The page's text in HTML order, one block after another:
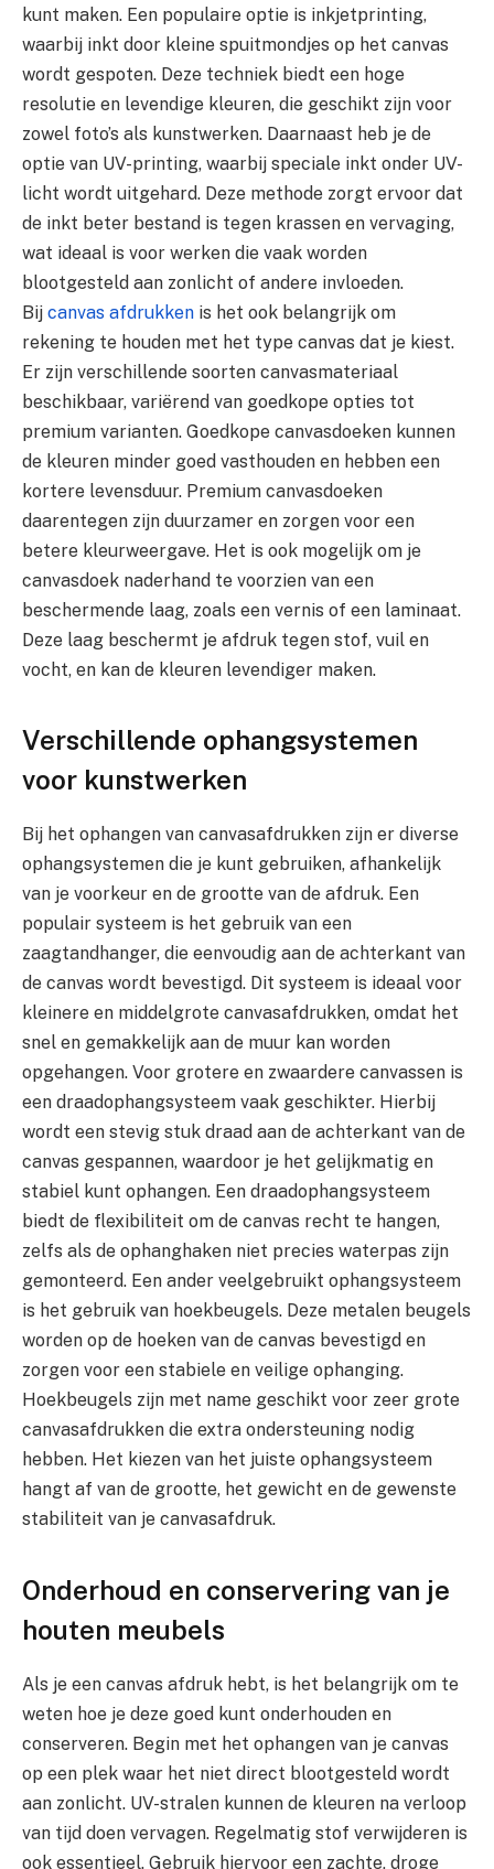
kunt maken. Een populaire optie is inkjetprinting,
waarbij inkt door kleine spuitmondjes op het canvas
wordt gespoten. Deze techniek biedt een hoge
resolutie en levendige kleuren, die geschikt zijn voor
zowel foto’s als kunstwerken. Daarnaast heb je de
optie van UV-printing, waarbij speciale inkt onder UV-
licht wordt uitgehard. Deze methode zorgt ervoor dat
de inkt beter bestand is tegen krassen en vervaging,
wat ideaal is voor werken die vaak worden
blootgesteld aan zonlicht of andere invloeden.
Bij canvas afdrukken is het ook belangrijk om
rekening te houden met het type canvas dat je kiest.
Er zijn verschillende soorten canvasmateriaal
beschikbaar, variërend van goedkope opties tot
premium varianten. Goedkope canvasdoeken kunnen
de kleuren minder goed vasthouden en hebben een
kortere levensduur. Premium canvasdoeken
daarentegen zijn duurzamer en zorgen voor een
betere kleurweergave. Het is ook mogelijk om je
canvasdoek naderhand te voorzien van een
beschermende laag, zoals een vernis of een laminaat.
Deze laag beschermt je afdruk tegen stof, vuil en
vocht, en kan de kleuren levendiger maken.
Verschillende ophangsystemen
voor kunstwerken
Bij het ophangen van canvasafdrukken zijn er diverse
ophangsystemen die je kunt gebruiken, afhankelijk
van je voorkeur en de grootte van de afdruk. Een
populair systeem is het gebruik van een
zaagtandhanger, die eenvoudig aan de achterkant van
de canvas wordt bevestigd. Dit systeem is ideaal voor
kleinere en middelgrote canvasafdrukken, omdat het
snel en gemakkelijk aan de muur kan worden
opgehangen. Voor grotere en zwaardere canvassen is
een draadophangsysteem vaak geschikter. Hierbij
wordt een stevig stuk draad aan de achterkant van de
canvas gespannen, waardoor je het gelijkmatig en
stabiel kunt ophangen. Een draadophangsysteem
biedt de flexibiliteit om de canvas recht te hangen,
zelfs als de ophanghaken niet precies waterpas zijn
gemonteerd. Een ander veelgebruikt ophangsysteem
is het gebruik van hoekbeugels. Deze metalen beugels
worden op de hoeken van de canvas bevestigd en
zorgen voor een stabiele en veilige ophanging.
Hoekbeugels zijn met name geschikt voor zeer grote
canvasafdrukken die extra ondersteuning nodig
hebben. Het kiezen van het juiste ophangsysteem
hangt af van de grootte, het gewicht en de gewenste
stabiliteit van je canvasafdruk.
Onderhoud en conservering van je
houten meubels
Als je een canvas afdruk hebt, is het belangrijk om te
weten hoe je deze goed kunt onderhouden en
conserveren. Begin met het ophangen van je canvas
op een plek waar het niet direct blootgesteld wordt
aan zonlicht. UV-stralen kunnen de kleuren na verloop
van tijd doen vervagen. Regelmatig stof verwijderen is
ook essentieel. Gebruik hiervoor een zachte, droge